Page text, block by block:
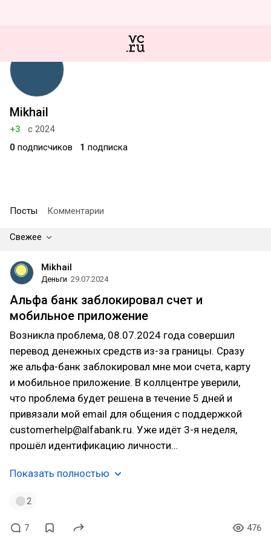
Mikhail
+3
с 2024
0 подписчиков 1 подписка
Посты Комментарии
Свежее
Mikhail
Деньги 29.07.2024
Альфа банк заблокировал счет и
мобильное приложение
Возникла проблема, 08.07.2024 года совершил
перевод денежных средств из-за границы. Сразу
же альфа-банк заблокировал мне мои счета, карту
и мобильное приложение. В коллцентре уверили,
что проблема будет решена в течение 5 дней и
привязали мой email для общения с поддержкой
customerhelp@alfabank.ru. Уже идёт 3-я неделя,
прошёл идентификацию личности…
Показать полностью
2
7 476